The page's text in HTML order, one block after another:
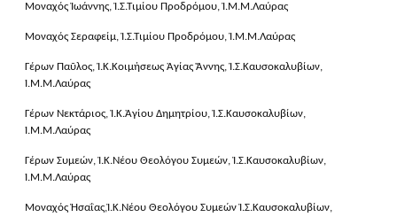
Μοναχός Ἰωάννης, Ἱ.Σ.Τιμίου Προδρόμου, Ἱ.Μ.Μ.Λαύρας
Μοναχός Σεραφείμ, Ἱ.Σ.Τιμίου Προδρόμου, Ἱ.Μ.Μ.Λαύρας
Γέρων Παῦλος, Ἱ.Κ.Κοιμήσεως Ἁγίας Ἄννης, Ἱ.Σ.Καυσοκαλυβίων,
Ἱ.Μ.Μ.Λαύρας
Γέρων Νεκτάριος, Ἱ.Κ.Ἁγίου Δημητρίου, Ἱ.Σ.Καυσοκαλυβίων,
Ἱ.Μ.Μ.Λαύρας
Γέρων Συμεών, Ἱ.Κ.Νέου Θεολόγου Συμεών, Ἱ.Σ.Καυσοκαλυβίων,
Ἱ.Μ.Μ.Λαύρας
Μοναχός Ἡσαΐας,Ἱ.Κ.Νέου Θεολόγου Συμεών Ἱ.Σ.Καυσοκαλυβίων,